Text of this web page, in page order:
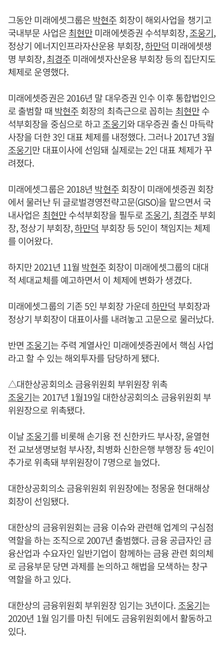
그동안 미래에셋그룹은박현주 회장이 해외사업을 챙기고
국내부문 사업은최현만미래에셋증권 수석부회장,조웅기,
정상기 에너지인프라자산운용 부회장,하만덕 미래에셋생
명 부회장,최경주미래에셋자산운용 부회장 등의 집단지도
체제로 운영했다.
미래에셋증권은 2016년 말 대우증권 인수 이후 통합법인으
로 출범할 때 박현주회장의 최측근으로 꼽히는 최현만수
석부회장을 중심으로 하고조웅기와 대우증권 출신 마득락
사장을 더한 3인 대표 체제를 내정했다. 그러나 2017년 3월
조웅기만 대표이사에 선임돼 실제로는 2인 대표 체제가 꾸
려졌다.
미래에셋그룹은 2018년 박현주회장이 미래에셋증권 회장
에서 물러난 뒤 글로벌경영전략고문(GISO)을 맡으면서 국
내사업은 최현만수석부회장을 필두로조웅기, 최경주부회
장, 정상기 부회장,하만덕 부회장 등 5인이 책임지는 체제
를 이어왔다.
하지만 2021년 11월 박현주회장이 미래에셋그룹의 대대
적 세대교체를 예고하면서 이 체제에 변화가 생겼다.
미래에셋그룹의 기존 5인 부회장 가운데하만덕 부회장과
정상기 부회장이 대표이사를 내려놓고 고문으로 물러났다.
반면 조웅기는 주력 계열사인 미래에셋증권에서 핵심 사업
라고 할 수 있는 해외투자를 담당하게 됐다.
△대한상공회의소 금융위원회 부위원장 위촉
조웅기는 2017년 1월19일 대한상공회의소 금융위원회 부
위원장으로 위촉됐다.
이날조웅기를 비롯해 손기용 전 신한카드 부사장, 윤열현
전 교보생명보험 부사장, 최병화 신한은행 부행장 등 4인이
추가로 위촉돼 부위원장이 7명으로 늘었다.
대한상공회의소 금융위원회 위원장에는 정몽윤 현대해상
회장이 선임됐다.
대한상의 금융위원회는 금융 이슈와 관련해 업계의 구심점
역할을 하는 조직으로 2007년 출범했다. 금융 공급자인 금
융산업과 수요자인 일반기업이 함께하는 금융 관련 회의체
로 금융부문 당면 과제를 논의하고 해법을 모색하는 창구
역할을 하고 있다.
대한상의 금융위원회 부위원장 임기는 3년이다. 조웅기는
2020년 1월 임기를 마친 뒤에도 금융위원회에서 활동하고
있다.